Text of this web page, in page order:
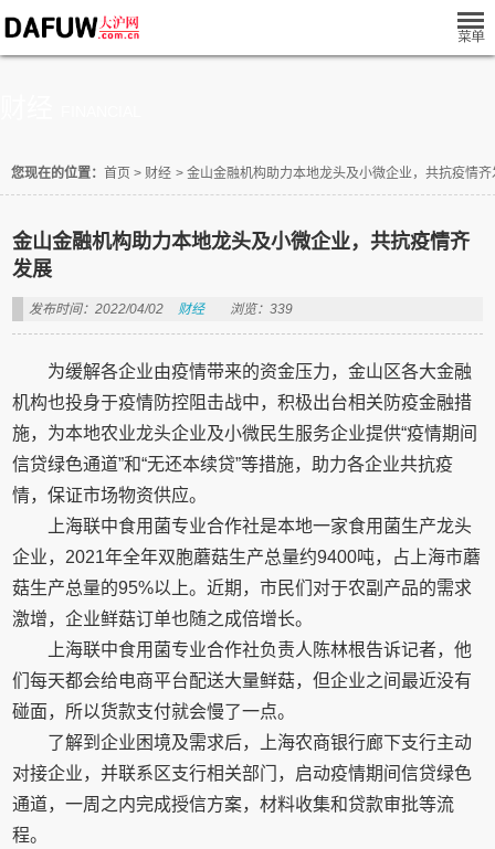
您现在的位置： 首页 > 财经 > 金山金融机构助力本地龙头及小微企业，共抗疫情齐
金山金融机构助力本地龙头及小微企业，共抗疫情齐
发展
发布时间：2022/04/02 财经 浏览：339
为缓解各企业由疫情带来的资金压力，金山区各大金融
机构也投身于疫情防控阻击战中，积极出台相关防疫金融措
施，为本地农业龙头企业及小微民生服务企业提供“疫情期间
信贷绿色通道”和“无还本续贷”等措施，助力各企业共抗疫
情，保证市场物资供应。
上海联中食用菌专业合作社是本地一家食用菌生产龙头
企业，2021年全年双胞蘑菇生产总量约9400吨，占上海市蘑
菇生产总量的95%以上。近期，市民们对于农副产品的需求
激增，企业鲜菇订单也随之成倍增长。
上海联中食用菌专业合作社负责人陈林根告诉记者，他
们每天都会给电商平台配送大量鲜菇，但企业之间最近没有
碰面，所以货款支付就会慢了一点。
了解到企业困境及需求后，上海农商银行廊下支行主动
对接企业，并联系区支行相关部门，启动疫情期间信贷绿色
通道，一周之内完成授信方案，材料收集和贷款审批等流
程。